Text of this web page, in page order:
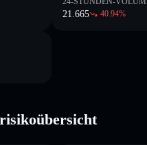
21.665 40.94%